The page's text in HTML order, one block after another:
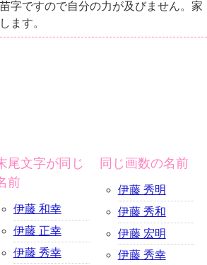
字ですので自分の力が及びません。家
ます。
尾文字が同じ
前
伊藤 和幸
伊藤 正幸
伊藤 秀幸
同じ画数の名前
伊藤 秀明
伊藤 秀和
伊藤 宏明
伊藤 秀幸